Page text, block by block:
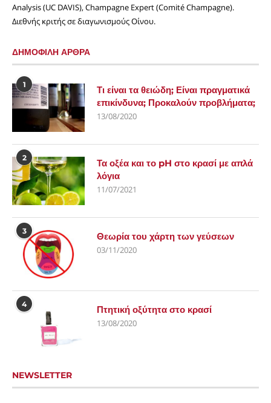
Analysis (UC DAVIS), Champagne Expert (Comité Champagne).
Διεθνής κριτής σε διαγωνισμούς Οίνου.
ΔΗΜΟΦΙΛΗ ΑΡΘΡΑ
1
Τι είναι τα θειώδη; Είναι πραγματικά
επικίνδυνα; Προκαλούν προβλήματα;
13/08/2020
2
Τα οξέα και το pH στο κρασί με απλά
λόγια
11/07/2021
3 Θεωρία του χάρτη των γεύσεων
03/11/2020
4 Πτητική οξύτητα στο κρασί
13/08/2020
NEWSLETTER